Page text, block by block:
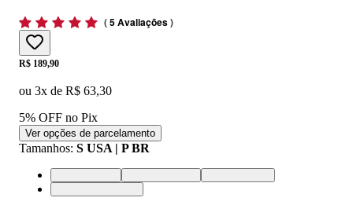
(5 Avaliações)
Price:
R$ 189,90
ou 3x de R$ 63,30
5% OFF no Pix
Ver opções de parcelamento
Tamanhos: S USA | P BR
S USA | P BRM USA | M BRL USA | G BR
XL USA | GG BR